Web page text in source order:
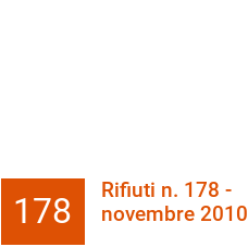
178
Rifiuti n. 178 -
novembre 2010